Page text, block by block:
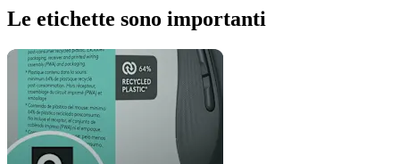
Le etichette sono importanti